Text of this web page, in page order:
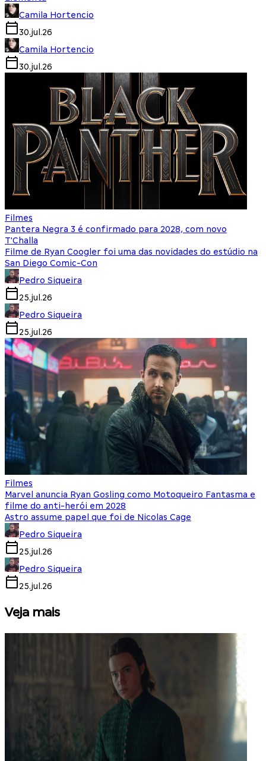
Camila Hortencio
30.jul.26
Camila Hortencio
30.jul.26
Filmes
Pantera Negra 3 é confirmado para 2028, com novo
T'Challa
Filme de Ryan Coogler foi uma das novidades do estúdio na
San Diego Comic-Con
Pedro Siqueira
25.jul.26
Pedro Siqueira
25.jul.26
Filmes
Marvel anuncia Ryan Gosling como Motoqueiro Fantasma e
filme do anti-herói em 2028
Astro assume papel que foi de Nicolas Cage
Pedro Siqueira
25.jul.26
Pedro Siqueira
25.jul.26
Veja mais